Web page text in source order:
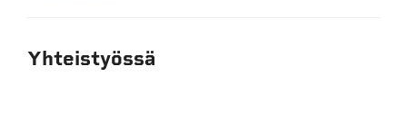
Yhteistyössä